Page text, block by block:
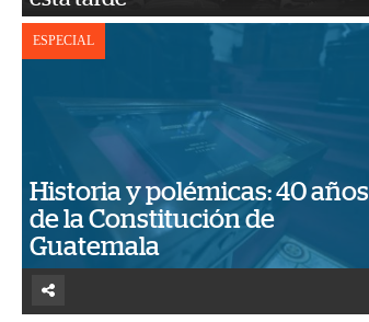
ESPECIAL
Historia y polémicas: 40 años
de la Constitución de
Guatemala